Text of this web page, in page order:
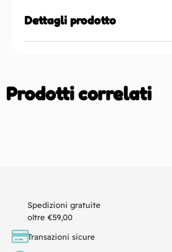
Dettagli prodotto
Prodotti correlati
Spedizioni gratuite
oltre €59,00
Transazioni sicure